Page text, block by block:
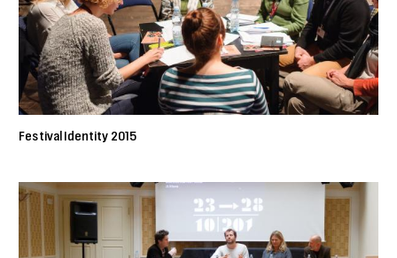
Festival Identity 2015